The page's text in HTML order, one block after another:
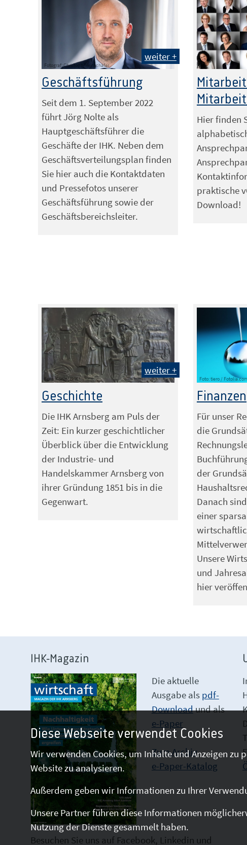
Fotograf: Christoph Meinschäfer
weiter +
Geschäftsführung
Seit dem 1. September 2022
führt Jörg Nolte als
Hauptgeschäftsführer die
Geschäfte der IHK. Neben dem
Geschäftsverteilungsplan finden
Sie hier auch die Kontaktdaten
und Pressefotos unserer
Geschäftsführung sowie der
Geschäftsbereichsleiter.
Hier finden
praktische
Download!
Foto: König | IHK
weiter +
Geschichte
Die IHK Arnsberg am Puls der
Zeit: Ein kurzer geschichtlicher
Überblick über die Entwicklung
der Industrie- und
Handelskammer Arnsberg von
ihrer Gründung 1851 bis in die
Gegenwart.
Foto: tiero /
Finanzen
Für unser
die
der
Danach
einer
Unsere
und
hier
IHK-Magazin
Die aktuelle
Ausgabe als pdf-
Downloadund als
e-Paper
Zum Archiv
e-Paper-Katalog
Besuchen Sie uns auf Facebook, Linkedin und
Diese Webseite verwendet Cookies
Wir verwenden Cookies, um Inhalte und Anzeigen
Website zu analysieren.
Außerdem geben wir Informationen zu Ihrer
Unsere Partner führen diese Informationen
Nutzung der Dienste gesammelt haben.